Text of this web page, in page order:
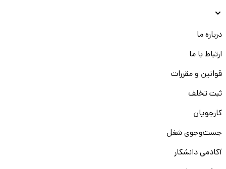
درباره ما
ارتباط با ما
قوانین و مقررات
ثبت تخلف
کارجویان
جست‌و‌جوی شغل
آکادمی دانشکار